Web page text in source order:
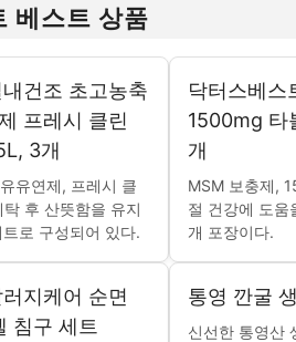
베스트 상품
건조 초고농축
프레시 클린
3개
유연제, 프레시 클
후 산뜻함을 유지
로 구성되어 있다.
닥터스베스
1500mg 타
개
MSM 보충제,
절 건강에 도움
개 포장이다.
지케어 순면
침구 세트
통영 깐굴
신선한 통영산